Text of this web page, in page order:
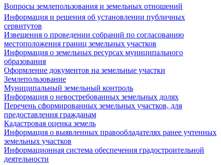
Вопросы землепользования и земельных отношений
Информация и решения об установлении публичных
сервитутов
Извещения о проведении собраний по согласованию
местоположения границ земельных участков
Информация о земельных ресурсах муниципального
образования
Оформление документов на земельные участки
Землепользование
Муниципальный земельный контроль
Информация о невостребованных земельных долях
Перечень сформированных земельных участков, для
предоставления гражданам
Кадастровая оценка земель
Информация о выявленных правообладателях ранее учтенных
земельных участков
Информационная система обеспечения градостроительной
деятельности